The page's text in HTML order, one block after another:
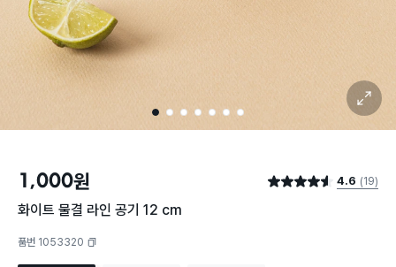
1 2 3 4 5 6 7
확대 보기
1,000원 별점 4.6점 4.6 (19)
화이트 물결 라인 공기 12 cm
품번 1053320